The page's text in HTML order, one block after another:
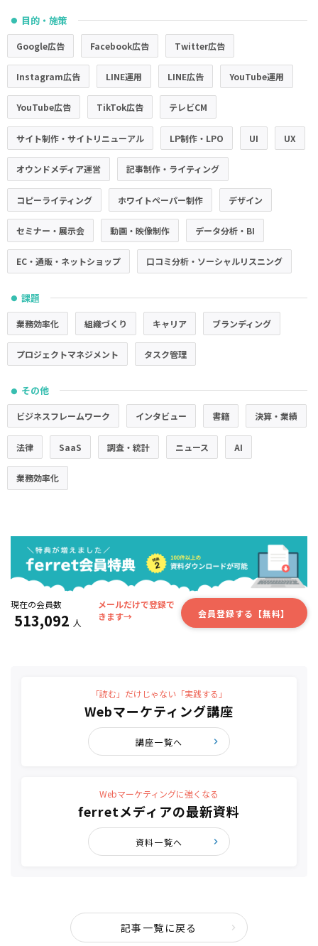
● 目的・施策
Google広告 Facebook広告 Twitter広告
Instagram広告 LINE運用 LINE広告 YouTube運用
YouTube広告 TikTok広告 テレビCM
サイト制作・サイトリニューアル LP制作・LPO UI UX
オウンドメディア運営 記事制作・ライティング
コピーライティング ホワイトペーパー制作 デザイン
セミナー・展示会 動画・映像制作 データ分析・BI
EC・通販・ネットショップ 口コミ分析・ソーシャルリスニング
● 課題
業務効率化 組織づくり キャリア ブランディング
プロジェクトマネジメント タスク管理
● その他
ビジネスフレームワーク インタビュー 書籍 決算・業績
法律 SaaS 調査・統計 ニュース AI
業務効率化
現在の会員数
513,092 人
メールだけで登録で
きます→
会員登録する【無料】
「読む」だけじゃない「実践する」
Webマーケティング講座
講座一覧へ
Webマーケティングに強くなる
ferretメディアの最新資料
資料一覧へ
記事一覧に戻る